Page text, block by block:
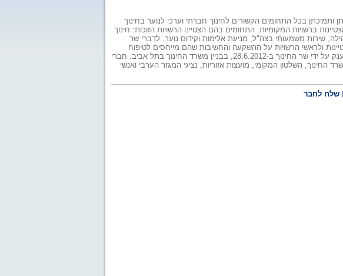
ותמיכתן בכל התחומים הקשורים לחינוך חברתי וערכי לנוער בחינוך
ברשויות המקומיות. התחומים בהם הצטיינו הרשויות הזוכות: חינוך
שירות משמעותי בצה"ל, מניעת אלימות וקידום נוער. לדברי שר
ולראשי הרשויות על ההשקעה והחשיבות שהם מייחסים לטיפוח
החינוך הערכי-חברתי ולקידום מעורבות חברתית בקרב בני הנוער". הפרס יוענק על ידי שר החינוך ב-28.6.2012, בבניין משרד החינוך בתל אביב. חברי
השלטון המקומי, מועצות אזוריות, נציגי המגזר הערבי ואנשי
שלח לחבר